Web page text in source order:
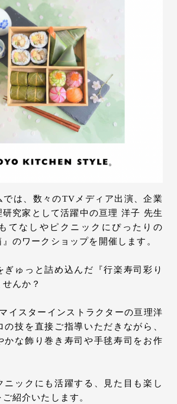
り
では、数々のTVメディア出演、企業
究家として活躍中の亘理 洋子 先生
てなしやピクニックにぴったりの
』のワークショップを開催します。
ぎゅっと詰め込んだ『行楽寿司彩り
んか？
イスターインストラクターの亘理洋
の技を直接ご指導いただきながら、
かな飾り巻き寿司や手毬寿司をお作
ニックにも活躍する、見た目も楽し
紹介いたします。